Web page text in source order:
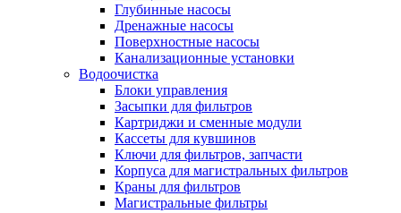
Все для бани
Полезные статьи
Глубинные насосы
Дренажные насосы
Поверхностные насосы
Канализационные установки
Водоочистка
Блоки управления
Засыпки для фильтров
Картриджи и сменные модули
Кассеты для кувшинов
Ключи для фильтров, запчасти
Корпуса для магистральных фильтров
Краны для фильтров
Магистральные фильтры